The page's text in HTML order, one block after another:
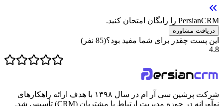
PersianCRM را رایگان امتحان کنید.
دریافت مشاوره
این پست چقدر برای شما مفید بود؟(
85 نفر)
4.8
شرکت پرشین سی آر ام در سال ۱۳۹۸ با هدف ارائه راهکارهای
نوآورانه در حوزه مدیریت ارتباط با مشتریان (CRM) تأسیس شد.